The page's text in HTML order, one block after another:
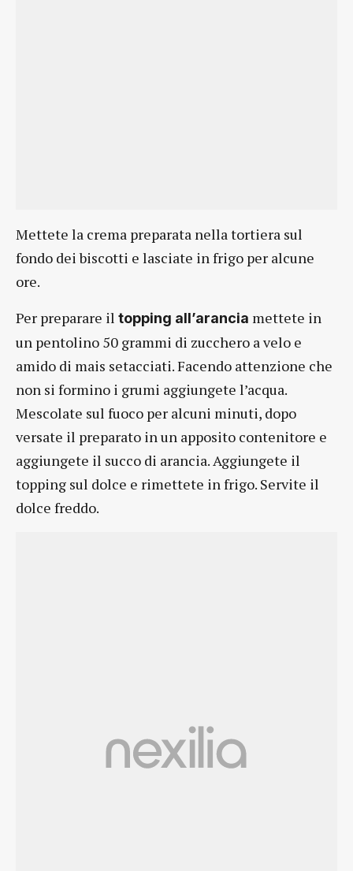
Mettete la crema preparata nella tortiera sul
fondo dei biscotti e lasciate in frigo per alcune
ore.
Per preparare il topping all’arancia mettete in
un pentolino 50 grammi di zucchero a velo e
amido di mais setacciati. Facendo attenzione che
non si formino i grumi aggiungete l’acqua.
Mescolate sul fuoco per alcuni minuti, dopo
versate il preparato in un apposito contenitore e
aggiungete il succo di arancia. Aggiungete il
topping sul dolce e rimettete in frigo. Servite il
dolce freddo.